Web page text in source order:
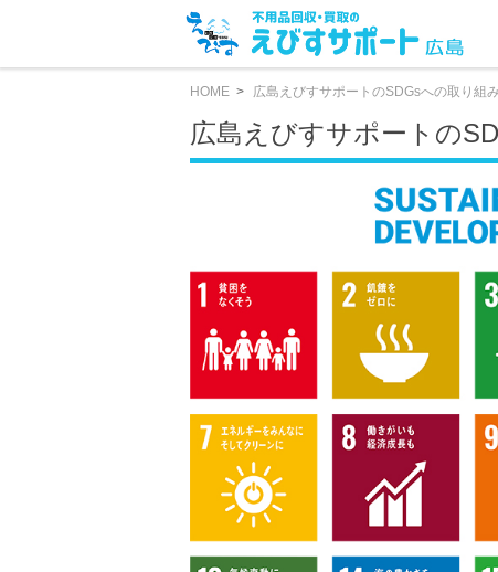
HOME 広島えびすサポートのSDGsへの取り組み
広島えびすサポートの